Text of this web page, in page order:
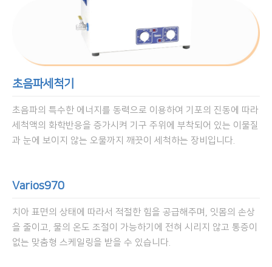
초음파세척기
초음파의 특수한 에너지를 동력으로 이용하여 기포의 진동에 따라
세척액의 화학반응을 증가시켜 기구 주위에 부착되어 있는 이물질
과 눈에 보이지 않는 오물까지 깨끗이 세척하는 장비입니다.
Varios970
치아 표면의 상태에 따라서 적절한 힘을 공급해주며, 잇몸의 손상
을 줄이고, 물의 온도 조절이 가능하기에 전혀 시리지 않고 통증이
없는 맞춤형 스케일링을 받을 수 있습니다.